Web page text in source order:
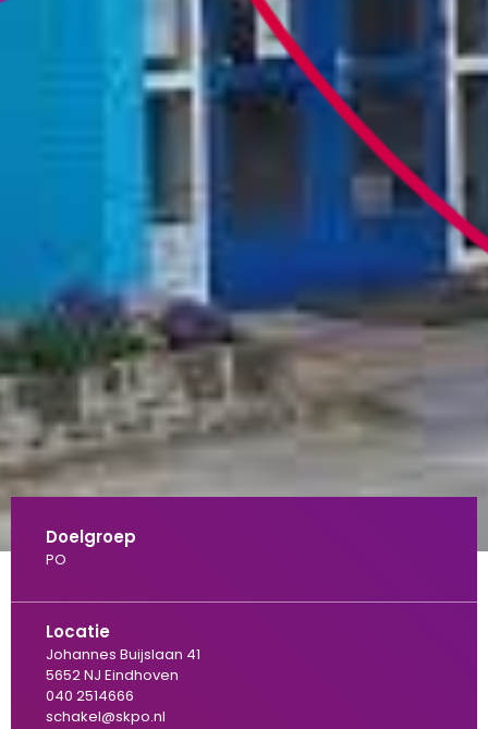
Doelgroep
PO
Locatie
Johannes Buijslaan 41
5652 NJ Eindhoven
040 2514666
schakel@skpo.nl